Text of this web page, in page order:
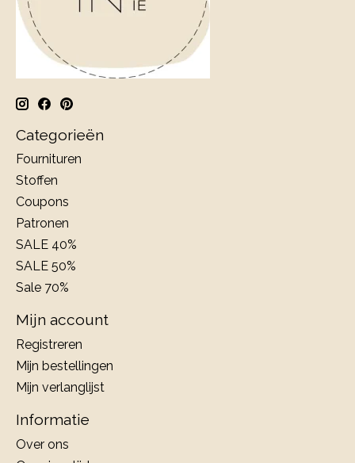
Categorieën
Fournituren
Stoffen
Coupons
Patronen
SALE 40%
SALE 50%
Sale 70%
Mijn account
Registreren
Mijn bestellingen
Mijn verlanglijst
Informatie
Over ons